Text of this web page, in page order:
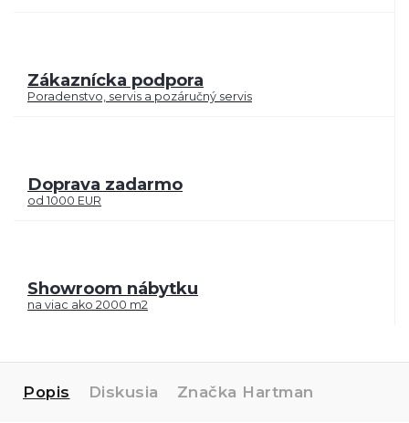
Zákaznícka podpora
Poradenstvo, servis a pozáručný servis
Doprava zadarmo
od 1000 EUR
Showroom nábytku
na viac ako 2000 m2
Popis Diskusia Značka Hartman